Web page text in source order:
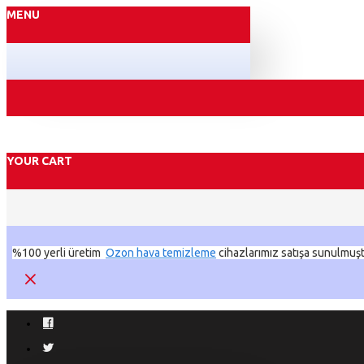
MENU
YOUR CART
%100 yerli üretim Ozon hava temizleme cihazlarımız satışa